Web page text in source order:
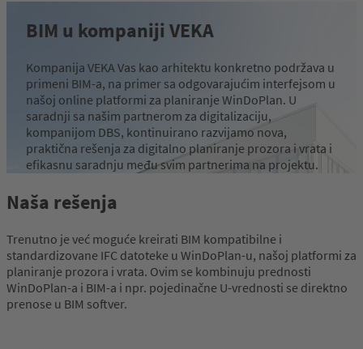
BIM u kompaniji VEKA
Kompanija VEKA Vas kao arhitektu konkretno podržava u
primeni BIM-a, na primer sa odgovarajućim interfejsom u
našoj online platformi za planiranje WinDoPlan. U
saradnji sa našim partnerom za digitalizaciju,
kompanijom DBS, kontinuirano razvijamo nova,
praktična rešenja za digitalno planiranje prozora i vrata i
efikasnu saradnju među svim partnerima na projektu.
WinDoPlan
Naša rešenja
Trenutno je već moguće kreirati BIM kompatibilne i
standardizovane IFC datoteke u WinDoPlan-u, našoj platformi za
planiranje prozora i vrata. Ovim se kombinuju prednosti
WinDoPlan-a i BIM-a i npr. pojedinačne U-vrednosti se direktno
prenose u BIM softver.